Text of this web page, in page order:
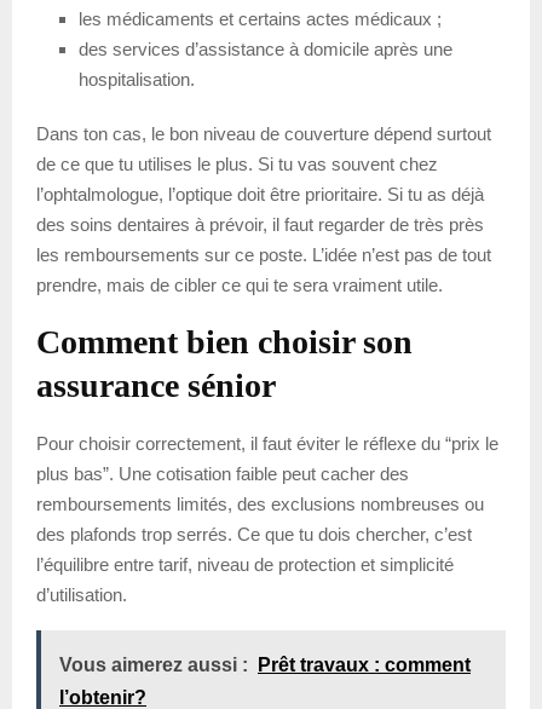
les médicaments et certains actes médicaux ;
des services d’assistance à domicile après une
hospitalisation.
Dans ton cas, le bon niveau de couverture dépend surtout
de ce que tu utilises le plus. Si tu vas souvent chez
l’ophtalmologue, l’optique doit être prioritaire. Si tu as déjà
des soins dentaires à prévoir, il faut regarder de très près
les remboursements sur ce poste. L’idée n’est pas de tout
prendre, mais de cibler ce qui te sera vraiment utile.
Comment bien choisir son
assurance sénior
Pour choisir correctement, il faut éviter le réflexe du “prix le
plus bas”. Une cotisation faible peut cacher des
remboursements limités, des exclusions nombreuses ou
des plafonds trop serrés. Ce que tu dois chercher, c’est
l’équilibre entre tarif, niveau de protection et simplicité
d’utilisation.
Vous aimerez aussi :
Prêt travaux : comment
l’obtenir?